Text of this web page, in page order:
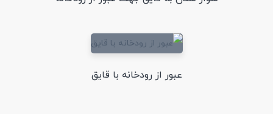
عبور از رودخانه با قایق